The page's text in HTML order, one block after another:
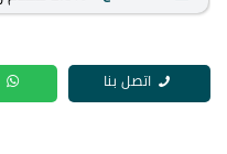
اتصل بنا